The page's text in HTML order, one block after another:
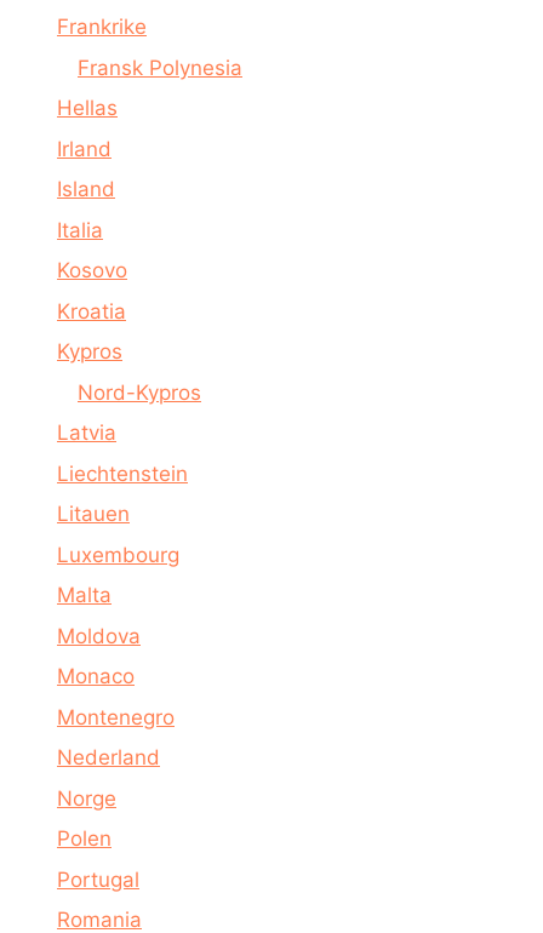
Frankrike
Fransk Polynesia
Hellas
Irland
Island
Italia
Kosovo
Kroatia
Kypros
Nord-Kypros
Latvia
Liechtenstein
Litauen
Luxembourg
Malta
Moldova
Monaco
Montenegro
Nederland
Norge
Polen
Portugal
Romania